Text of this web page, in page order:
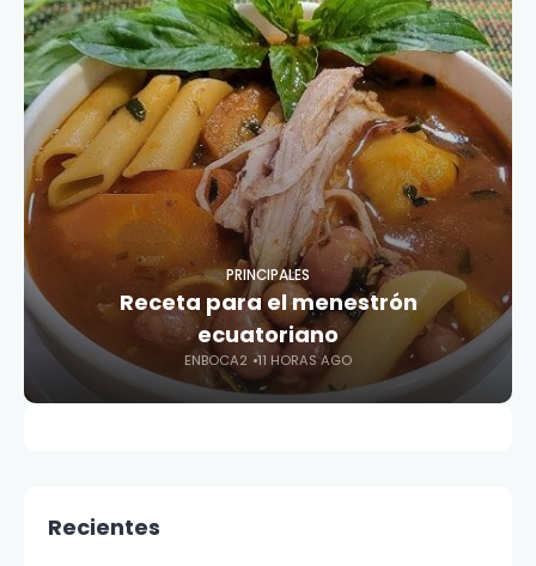
PRINCIPALES
Receta para el menestrón
ecuatoriano
ENBOCA2 11 HORAS AGO
Recientes